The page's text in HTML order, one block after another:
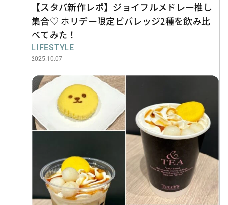
【スタバ新作レポ】ジョイフルメドレー推し
集合♡ ホリデー限定ビバレッジ2種を飲み比
べてみた！
LIFESTYLE
2025.10.07